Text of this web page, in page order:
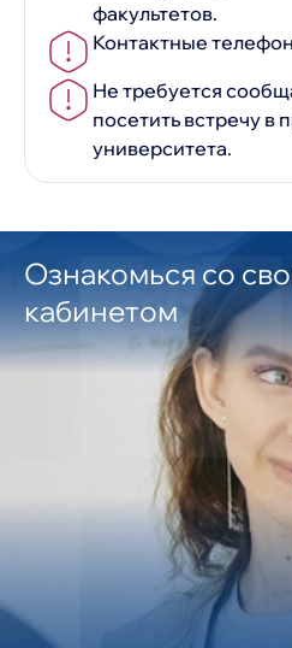
факультетов.
Контактные
Не требуется
посетить встречу
университета.
Ознакомься со
кабинетом